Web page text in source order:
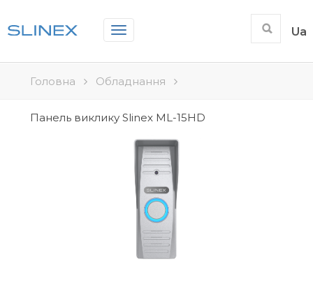
Toggle
navigation
Ua
Головна Обладнання
Панель виклику Slinex ML-15HD